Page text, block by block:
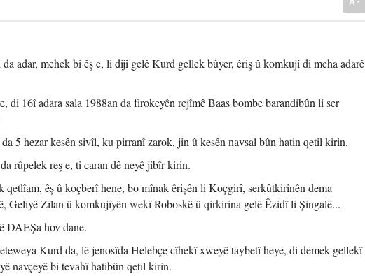
adar, mehek bi êş e, li dijî gelê Kurd gellek bûyer, êriş û komkujî di meha adarê
di 16î adara sala 1988an da firokeyên rejîmê Baas bombe barandibûn li ser
5 hezar kesên sivîl, ku pirranî zarok, jin û kesên navsal bûn hatin qetil kirin.
rûpelek reş e, ti caran dê neyê jibîr kirin.
êş û koçberî hene, bo mînak êrişên li Koçgirî, serkûtkirinên dema
Geliyê Zîlan û komkujîyên wekî Roboskê û qirkirina gelê Êzidî li Şingalê...
DAEŞa hov dane.
Kurd da, lê jenosîda Helebçe cîhekî xweyê taybetî heye, di demek gellekî
navçeyê bi tevahî hatibûn qetil kirin.